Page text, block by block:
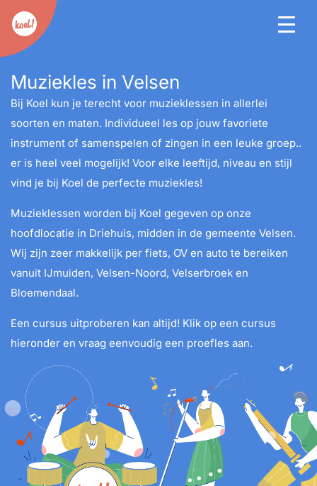
Muziekles in Velsen
Bij Koel kun je terecht voor muzieklessen in allerlei
soorten en maten. Individueel les op jouw favoriete
instrument of samenspelen of zingen in een leuke groep..
er is heel veel mogelijk! Voor elke leeftijd, niveau en stijl
vind je bij Koel de perfecte muziekles!
Muzieklessen worden bij Koel gegeven op onze
hoofdlocatie in Driehuis, midden in de gemeente Velsen.
Wij zijn zeer makkelijk per fiets, OV en auto te bereiken
vanuit IJmuiden, Velsen-Noord, Velserbroek en
Bloemendaal.
Een cursus uitproberen kan altijd! Klik op een cursus
hieronder en vraag eenvoudig een proefles aan.